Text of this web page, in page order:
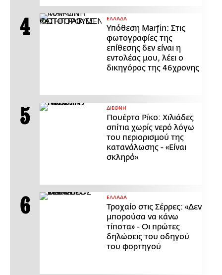
ΕΛΛΑΔΑ
Υπόθεση Marfin: Στις
φωτογραφίες της
επίθεσης δεν είναι η
εντολέας μου, λέει ο
δικηγόρος της 46χρονης
ΔΙΕΘΝΗ
Πουέρτο Ρίκο: Χιλιάδες
σπίτια χωρίς νερό λόγω
του περιορισμού της
κατανάλωσης - «Είναι
σκληρό»
ΕΛΛΑΔΑ
Τροχαίο στις Σέρρες: «Δεν
μπορούσα να κάνω
τίποτα» - Οι πρώτες
δηλώσεις του οδηγού
του φορτηγού